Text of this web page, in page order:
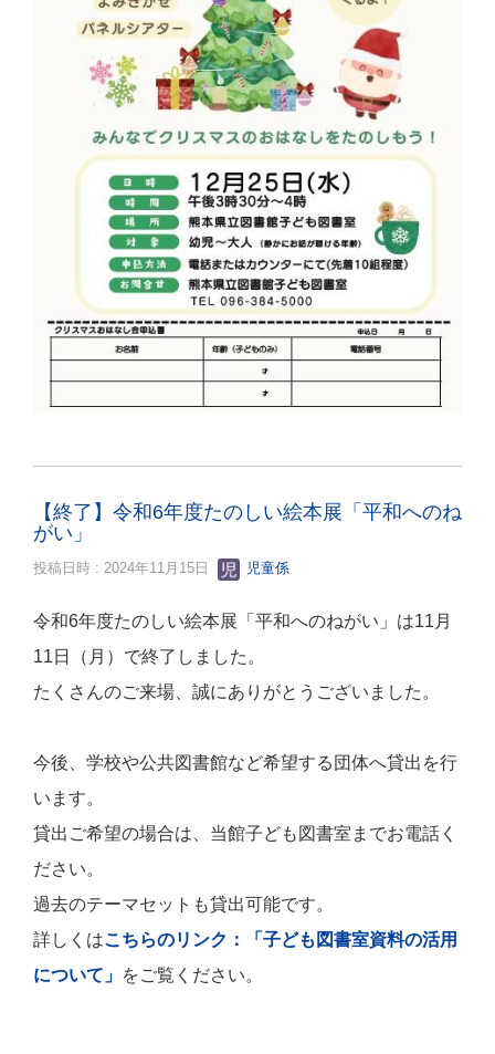
【終了】令和6年度たのしい絵本展「平和へのね
がい」
投稿日時 : 2024年11月15日 児童係
令和6年度たのしい絵本展「平和へのねがい」は11月
11日（月）で終了しました。
たくさんのご来場、誠にありがとうございました。
今後、学校や公共図書館など希望する団体へ貸出を行
います。
貸出ご希望の場合は、当館子ども図書室までお電話く
ださい。
過去のテーマセットも貸出可能です。
詳しくはこちらのリンク：「子ども図書室資料の活用
について」 をご覧ください。